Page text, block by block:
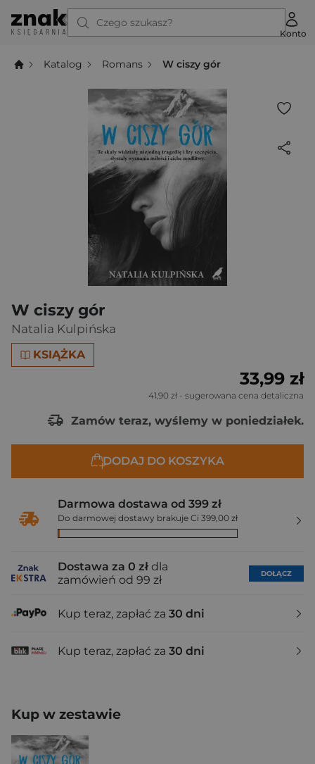
Czego szukasz?
Konto
Katalog Romans W ciszy gór
W ciszy gór
Natalia Kulpińska
KSIĄŻKA
33,99 zł
41,90 zł - sugerowana cena detaliczna
Zamów teraz, wyślemy w poniedziałek.
DODAJ DO KOSZYKA
Darmowa dostawa od 399 zł
Do darmowej dostawy brakuje Ci 399,00 zł
Dostawa za 0 zł dla
zamówień od 99 zł
DOŁĄCZ
Kup teraz, zapłać za 30 dni
Kup teraz, zapłać za 30 dni
Kup w zestawie